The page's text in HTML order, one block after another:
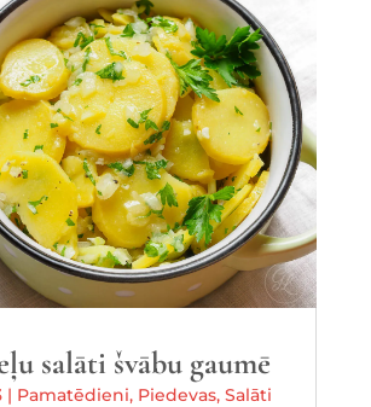
salāti švābu gaumē
| Pamatēdieni, Piedevas, Salāti